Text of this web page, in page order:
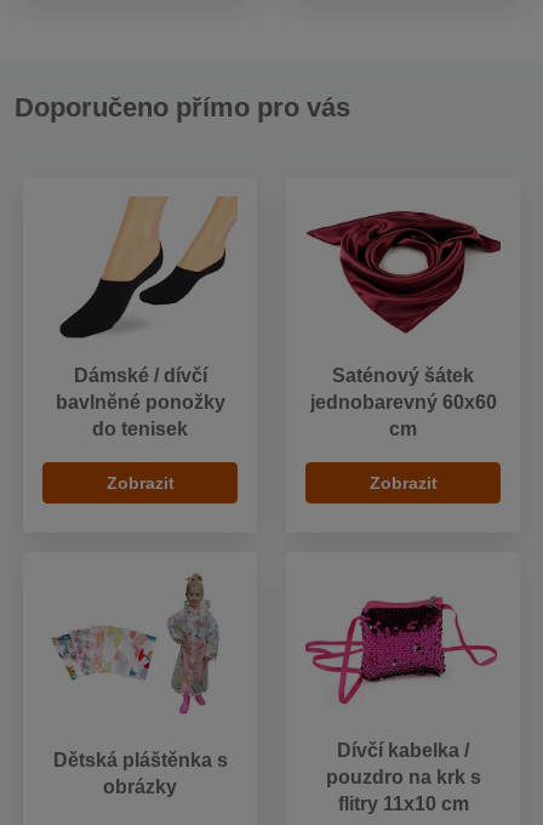
Doporučeno přímo pro vás
Dámské / dívčí
bavlněné ponožky
do tenisek
Zobrazit
Saténový šátek
jednobarevný 60x60
cm
Zobrazit
Dětská pláštěnka s
obrázky
Dívčí kabelka /
pouzdro na krk s
flitry 11x10 cm